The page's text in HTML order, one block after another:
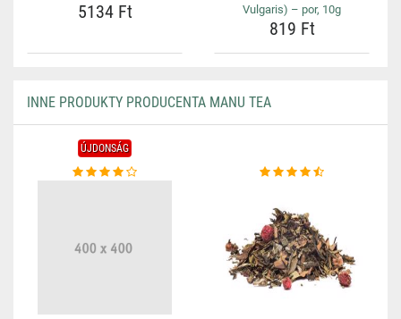
5134 Ft
Vulgaris) – por, 10g
819 Ft
INNE PRODUKTY PRODUCENTA MANU TEA
ÚJDONSÁG